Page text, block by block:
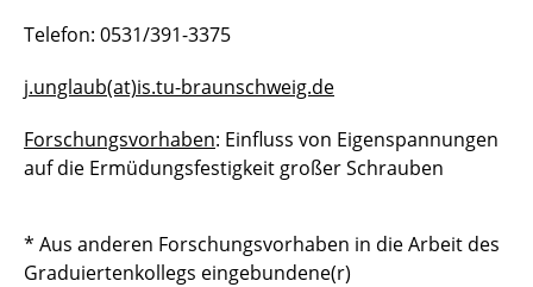
Telefon: 0531/391-3375
j.unglaub(at)is.tu-braunschweig.de
Forschungsvorhaben: Einfluss von Eigenspannungen
auf die Ermüdungsfestigkeit großer Schrauben
* Aus anderen Forschungsvorhaben in die Arbeit des
Graduiertenkollegs eingebundene(r)